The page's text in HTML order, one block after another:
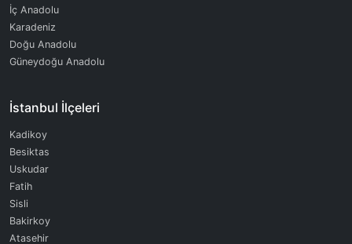
İç Anadolu
Karadeniz
Doğu Anadolu
Güneydoğu Anadolu
İstanbul İlçeleri
Kadikoy
Besiktas
Uskudar
Fatih
Sisli
Bakirkoy
Atasehir